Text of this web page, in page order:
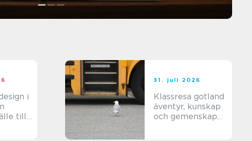
i
till
31. juli 2026
Klassresa gotland
äventyr, kunskap
och gemenskap